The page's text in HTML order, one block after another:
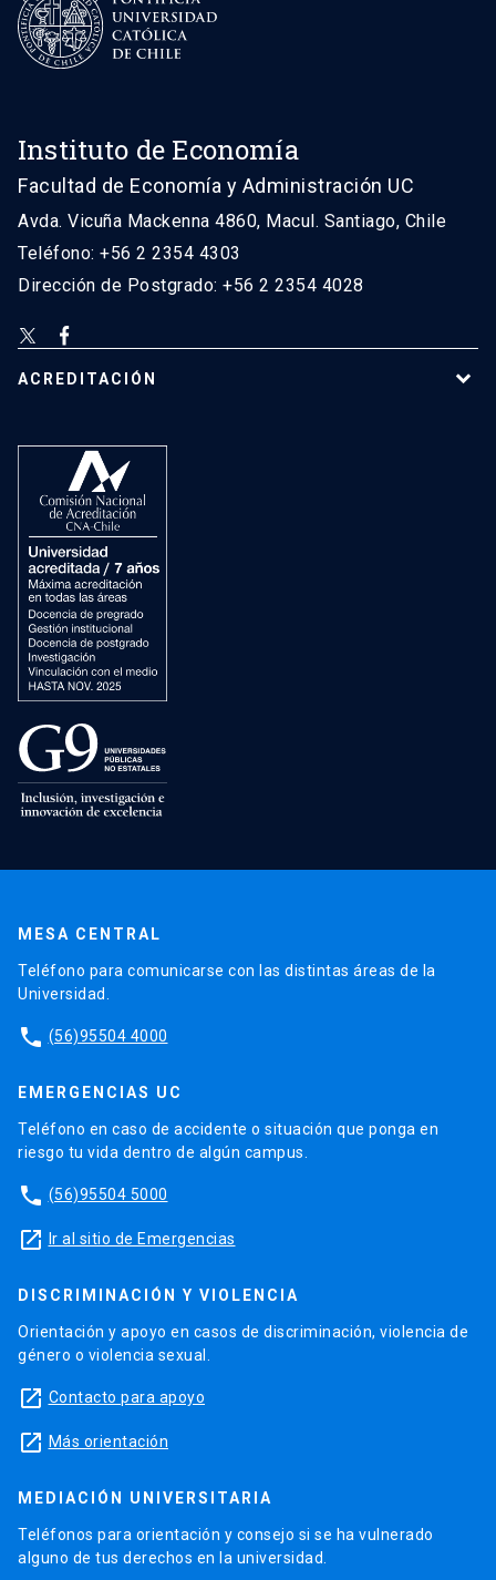
Instituto de Economía
Facultad de Economía y Administración UC
Avda. Vicuña Mackenna 4860, Macul. Santiago, Chile
Teléfono: +56 2 2354 4303
Dirección de Postgrado: +56 2 2354 4028
ACREDITACIÓN
MESA CENTRAL
Teléfono para comunicarse con las distintas áreas de la
Universidad.
phone (56)95504 4000
EMERGENCIAS UC
Teléfono en caso de accidente o situación que ponga en
riesgo tu vida dentro de algún campus.
phone (56)95504 5000
launch Ir al sitio de Emergencias
DISCRIMINACIÓN Y VIOLENCIA
Orientación y apoyo en casos de discriminación, violencia de
género o violencia sexual.
launch Contacto para apoyo
launch Más orientación
MEDIACIÓN UNIVERSITARIA
Teléfonos para orientación y consejo si se ha vulnerado
alguno de tus derechos en la universidad.